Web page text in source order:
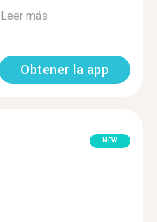
Leer más
Obtener la app
NEW